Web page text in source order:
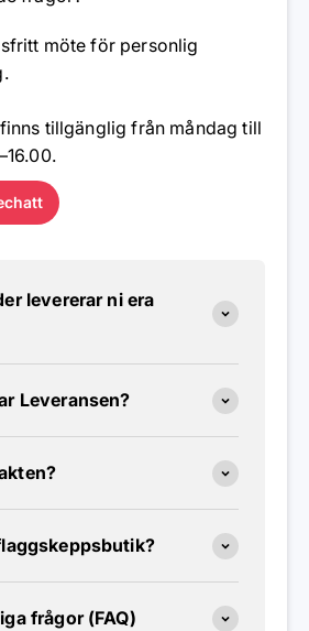
möte för personlig
tillgänglig från måndag till
levererar ni era
Leveransen?
frågor (FAQ)